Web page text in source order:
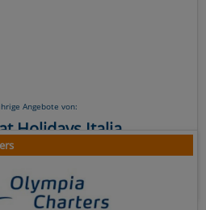
Angebote von:
Holidays Italia